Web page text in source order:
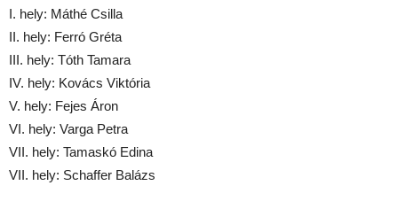
I. hely: Máthé Csilla
II. hely: Ferró Gréta
III. hely: Tóth Tamara
IV. hely: Kovács Viktória
V. hely: Fejes Áron
VI. hely: Varga Petra
VII. hely: Tamaskó Edina
VII. hely: Schaffer Balázs